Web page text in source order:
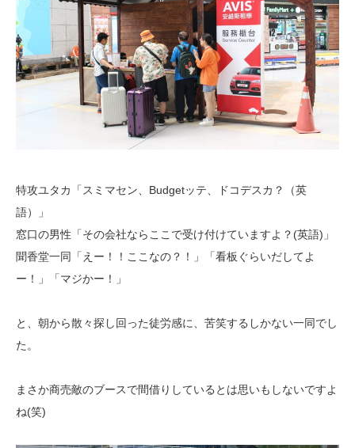
特攻ユタカ「スミマセン、Budgetッテ、ドコデスカ？（英
語）」
窓口の男性「その会社ならここで受け付けていますよ？(英語)」
聞香堂一同「えー！！ここなの？！」「看板ぐらいだしてよ
ー！」「マジかー！」
と、朝から散々探し回った徒労感に、苦笑するしかない一同でし
た。
まさか商売敵のブースで間借りしているとは思いもしないですよ
ね(笑)